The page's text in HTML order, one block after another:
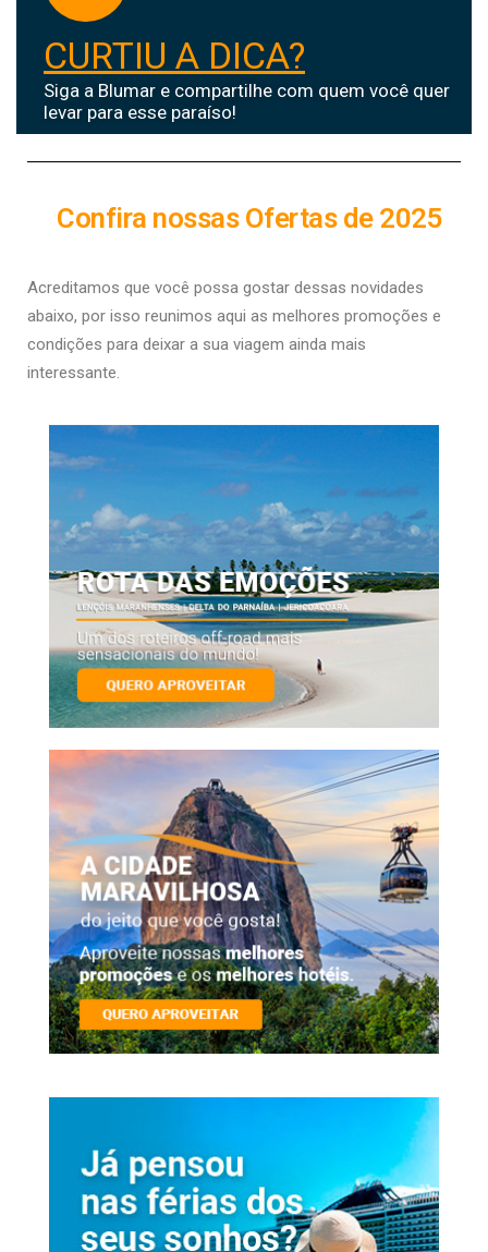
CURTIU A DICA?
Siga a Blumar e compartilhe com quem você quer
levar para esse paraíso!
Confira nossas Ofertas de 2025
Acreditamos que você possa gostar dessas novidades
abaixo, por isso reunimos aqui as melhores promoções e
condições para deixar a sua viagem ainda mais
interessante.